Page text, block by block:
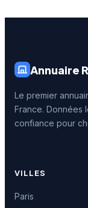
Annuaire
Le premier
France. Données
confiance pour
VILLES
Paris